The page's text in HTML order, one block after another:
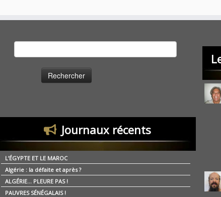
Journaux récents
L’ÉGYPTE ET LE MAROC
Algérie : la défaite et après ?
ALGÉRIE… PLEURE PAS !
PAUVRES SÉNÉGALAIS !